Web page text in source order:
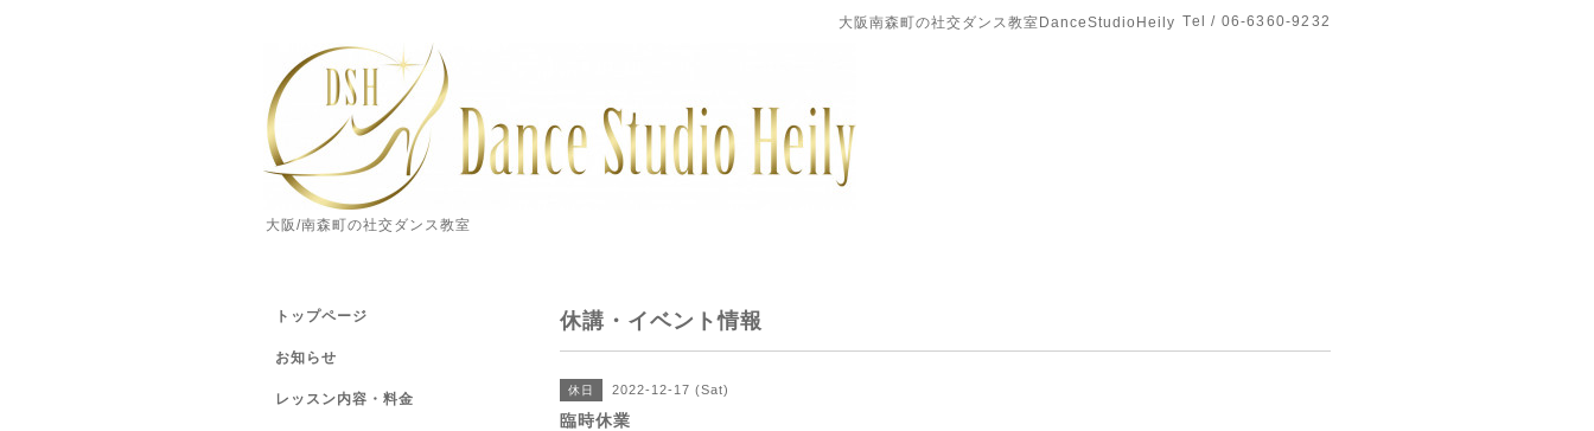
大阪南森町の社交ダンス教室DanceStudioHeily Tel / 06-6360-9232
大阪/南森町の社交ダンス教室
休講・イベント情報
休日 2022-12-17 (Sat)
臨時休業
トップページ
お知らせ
レッスン内容・料金